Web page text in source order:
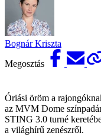
Bognár Kriszta
Megosztás
Óriási öröm a
az MVM Dome
STING 3.0 turné
a világhírű zenészről.